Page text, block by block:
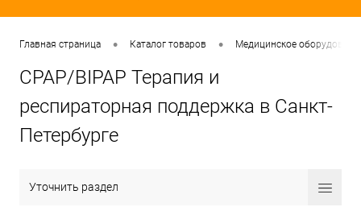
Главная страница • Каталог товаров • Медицинское
CPAP/BIPAP Терапия и
респираторная поддержка в Санкт-
Петербурге
Уточнить раздел